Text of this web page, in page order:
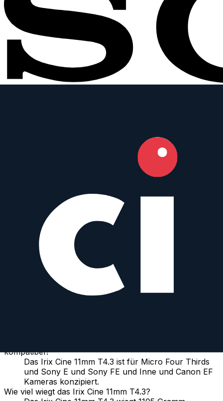
Sony E, Sony FE
zum Objektiv
vergleichen
Häufig gestellte Fragen
Hat das Irix Cine 11mm T4.3 Autofokus?
Nein, das Irix Cine 11mm T4.3 ist ein manuelles
Objektiv.
Hat das Irix Cine 11mm T4.3 Bildstabilisierung?
kompatibel?
Das Irix Cine 11mm T4.3 ist für Micro Four Thirds
und Sony E und Sony FE und Inne und Canon EF
Kameras konzipiert.
Wie viel wiegt das Irix Cine 11mm T4.3?